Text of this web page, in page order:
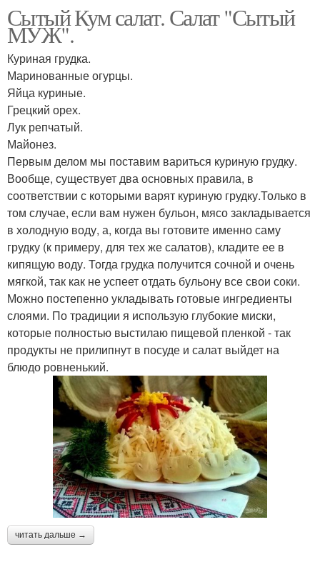
Сытый Кум салат. Салат "Сытый
МУЖ".
Куриная грудка.
Маринованные огурцы.
Яйца куриные.
Грецкий орех.
Лук репчатый.
Майонез.
Первым делом мы поставим вариться куриную грудку.
Вообще, существует два основных правила, в
соответствии с которыми варят куриную грудку.Только в
том случае, если вам нужен бульон, мясо закладывается
в холодную воду, а, когда вы готовите именно саму
грудку (к примеру, для тех же салатов), кладите ее в
кипящую воду. Тогда грудка получится сочной и очень
мягкой, так как не успеет отдать бульону все свои соки.
Можно постепенно укладывать готовые ингредиенты
слоями. По традиции я использую глубокие миски,
которые полностью выстилаю пищевой пленкой - так
продукты не прилипнут в посуде и салат выйдет на
блюдо ровненький.
читать дальше →